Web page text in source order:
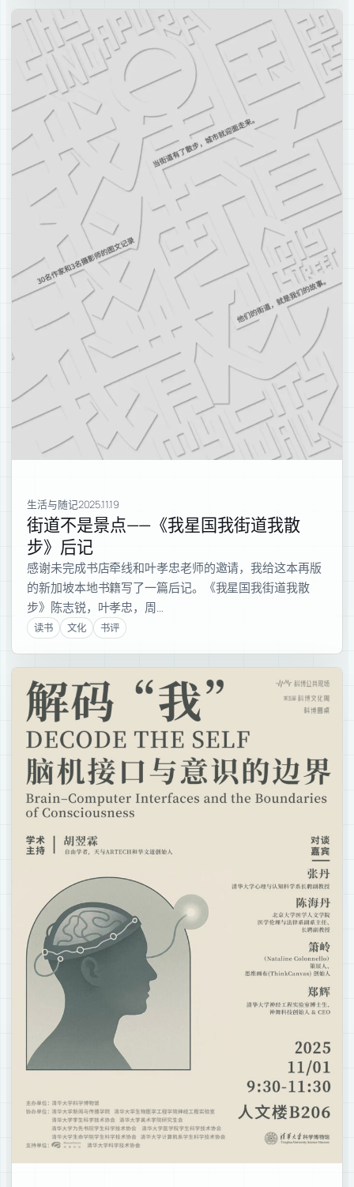
生活与随记2025.11.19
街道不是景点——《我星国我街道我散
步》后记
感谢未完成书店牵线和叶孝忠老师的邀请，我给这本再版
的新加坡本地书籍写了一篇后记。《我星国我街道我散
步》陈志锐，叶孝忠，周…
读书 文化 书评